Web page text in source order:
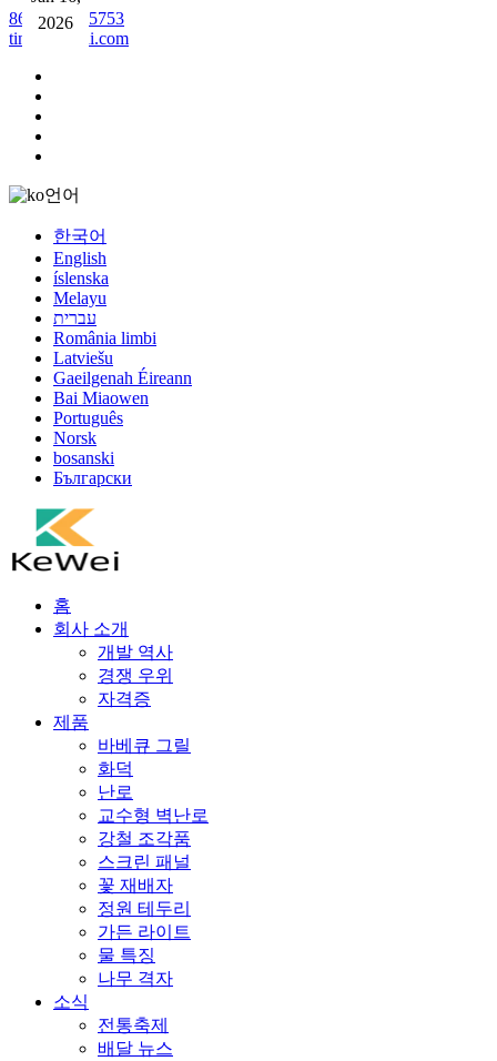
8615713855753
tina@jinblai.com
언어
한국어
English
íslenska
Melayu
עברית
România limbi
Latviešu
Gaeilgenah Éireann
Bai Miaowen
Português
Norsk
bosanski
Български
홈
회사 소개
개발 역사
경쟁 우위
자격증
제품
바베큐 그릴
화덕
난로
교수형 벽난로
강철 조각품
스크린 패널
꽃 재배자
정원 테두리
가든 라이트
물 특징
나무 격자
소식
전통축제
배달 뉴스
2026
2026
2026
2026